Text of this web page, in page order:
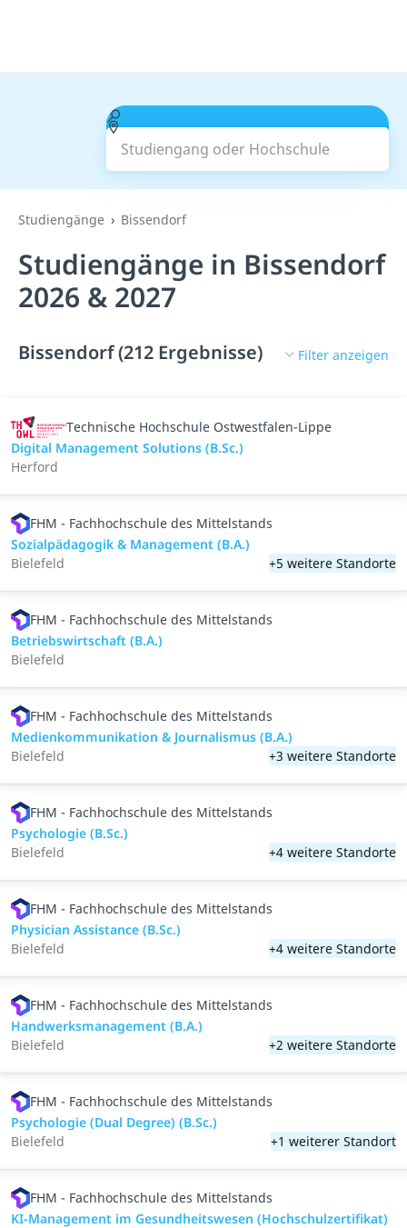
Studiengang oder Hochschule
Suchen
Studiengänge Bissendorf
Studiengänge in Bissendorf
2026 & 2027
Bissendorf (212 Ergebnisse) Filter anzeigen
Technische Hochschule Ostwestfalen-Lippe
Digital Management Solutions (B.Sc.)
Herford
FHM - Fachhochschule des Mittelstands
Sozialpädagogik & Management (B.A.)
Bielefeld
+5 weitere Standorte
FHM - Fachhochschule des Mittelstands
Betriebswirtschaft (B.A.)
Bielefeld
FHM - Fachhochschule des Mittelstands
Medienkommunikation & Journalismus (B.A.)
Bielefeld
+3 weitere Standorte
FHM - Fachhochschule des Mittelstands
Psychologie (B.Sc.)
Bielefeld
+4 weitere Standorte
FHM - Fachhochschule des Mittelstands
Physician Assistance (B.Sc.)
Bielefeld
+4 weitere Standorte
FHM - Fachhochschule des Mittelstands
Handwerksmanagement (B.A.)
Bielefeld
+2 weitere Standorte
FHM - Fachhochschule des Mittelstands
Psychologie (Dual Degree) (B.Sc.)
Bielefeld
+1 weiterer Standort
FHM - Fachhochschule des Mittelstands
KI-Management im Gesundheitswesen (Hochschulzertifikat)